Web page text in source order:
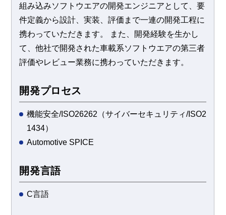
組み込みソフトウエアの開発エンジニアとして、要
件定義から設計、実装、評価まで一連の開発工程に
携わっていただきます。 また、開発経験を生かし
て、他社で開発された車載系ソフトウエアの第三者
評価やレビュー業務に携わっていただきます。​
開発プロセス
機能安全/ISO26262（サイバーセキュリティ/ISO2
1434）
Automotive SPICE
開発言語
C言語